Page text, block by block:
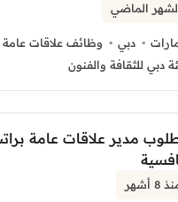
الماضي
دبي
وظائف علاقات عامة
دبي للثقافة والفنون
مدير علاقات عامة
8 أشهر